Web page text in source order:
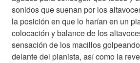
sonidos que suenan por los
la posición en que lo harían en un
colocación y balance de los
sensación de los macillos
delante del pianista, así como la